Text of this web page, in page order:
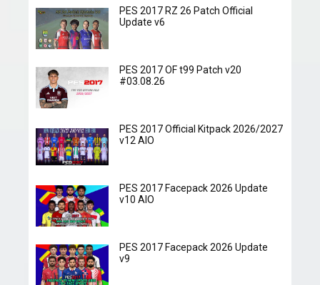
PES 2017 RZ 26 Patch Official
Update v6
PES 2017 OF t99 Patch v20
#03.08.26
PES 2017 Official Kitpack 2026/2027
v12 AIO
PES 2017 Facepack 2026 Update
v10 AIO
PES 2017 Facepack 2026 Update
v9